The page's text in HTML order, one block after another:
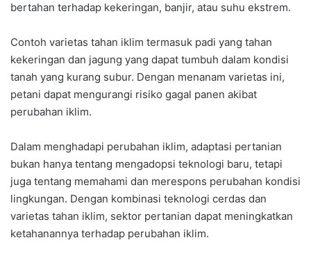
bertahan terhadap kekeringan, banjir, atau suhu ekstrem.
Contoh varietas tahan iklim termasuk padi yang tahan
kekeringan dan jagung yang dapat tumbuh dalam kondisi
tanah yang kurang subur. Dengan menanam varietas ini,
petani dapat mengurangi risiko gagal panen akibat
perubahan iklim.
Dalam menghadapi perubahan iklim, adaptasi pertanian
bukan hanya tentang mengadopsi teknologi baru, tetapi
juga tentang memahami dan merespons perubahan kondisi
lingkungan. Dengan kombinasi teknologi cerdas dan
varietas tahan iklim, sektor pertanian dapat meningkatkan
ketahanannya terhadap perubahan iklim.